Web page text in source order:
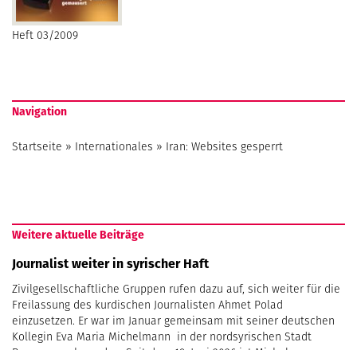
Heft 03/2009
Navigation
Startseite » Internationales » Iran: Websites gesperrt
Weitere aktuelle Beiträge
Journalist weiter in syrischer Haft
Zivilgesellschaftliche Gruppen rufen dazu auf, sich weiter für die
Freilassung des kurdischen Journalisten Ahmet Polad
einzusetzen. Er war im Januar gemeinsam mit seiner deutschen
Kollegin Eva Maria Michelmann in der nordsyrischen Stadt